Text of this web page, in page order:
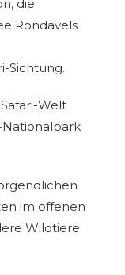
die
Rondavels
Sichtung.
Welt
im offenen
Wildtiere